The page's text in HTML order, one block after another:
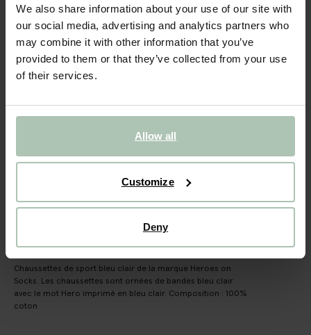
We also share information about your use of our site with
our social media, advertising and analytics partners who
may combine it with other information that you’ve
provided to them or that they’ve collected from your use
of their services.
Allow all
Customize
Deny
Taille sélectionnée: Onesize
Livraison dans: 1–2 jours ouvrés
Livraison gratuite en magasin
Livraison rapide
Chaussettes de sport bleu clair de la marque Heroes on
Socks. Les chaussettes sont ornées de bandes bleu clair
avec le mot Hero imprimé en bleu clair. Composition : 100%
coton.